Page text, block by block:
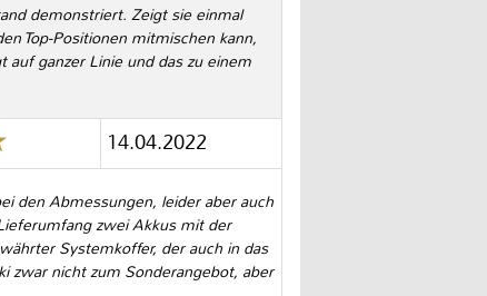
demonstriert. Zeigt sie einmal
Top-Positionen mitmischen kann,
ganzer Linie und das zu einem
14.04.2022
den Abmessungen, leider aber auch
zwei Akkus mit der
Systemkoffer, der auch in das
zwar nicht zum Sonderangebot, aber